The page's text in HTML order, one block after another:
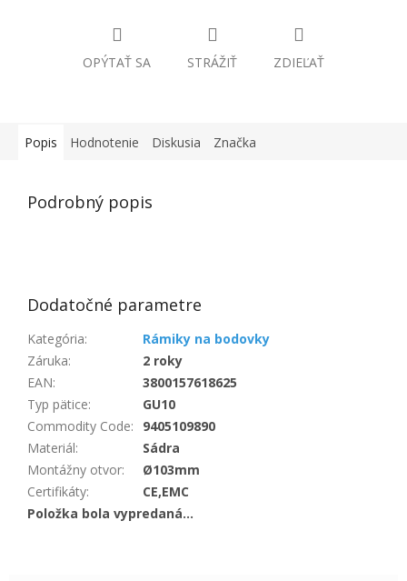
OPÝTAŤ SA STRÁŽIŤ ZDIEĽAŤ
Popis Hodnotenie Diskusia Značka
Podrobný popis
Dodatočné parametre
Kategória:
Rámiky na bodovky
Záruka:
2 roky
EAN:
3800157618625
Typ pätice:
GU10
Commodity Code:
9405109890
Materiál:
Sádra
Montážny otvor:
Ø103mm
Certifikáty:
CE,EMC
Položka bola vypredaná…